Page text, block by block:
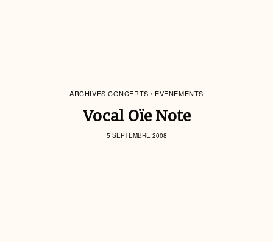
ARCHIVES CONCERTS / EVENEMENTS
Vocal Oïe Note
5 SEPTEMBRE 2008